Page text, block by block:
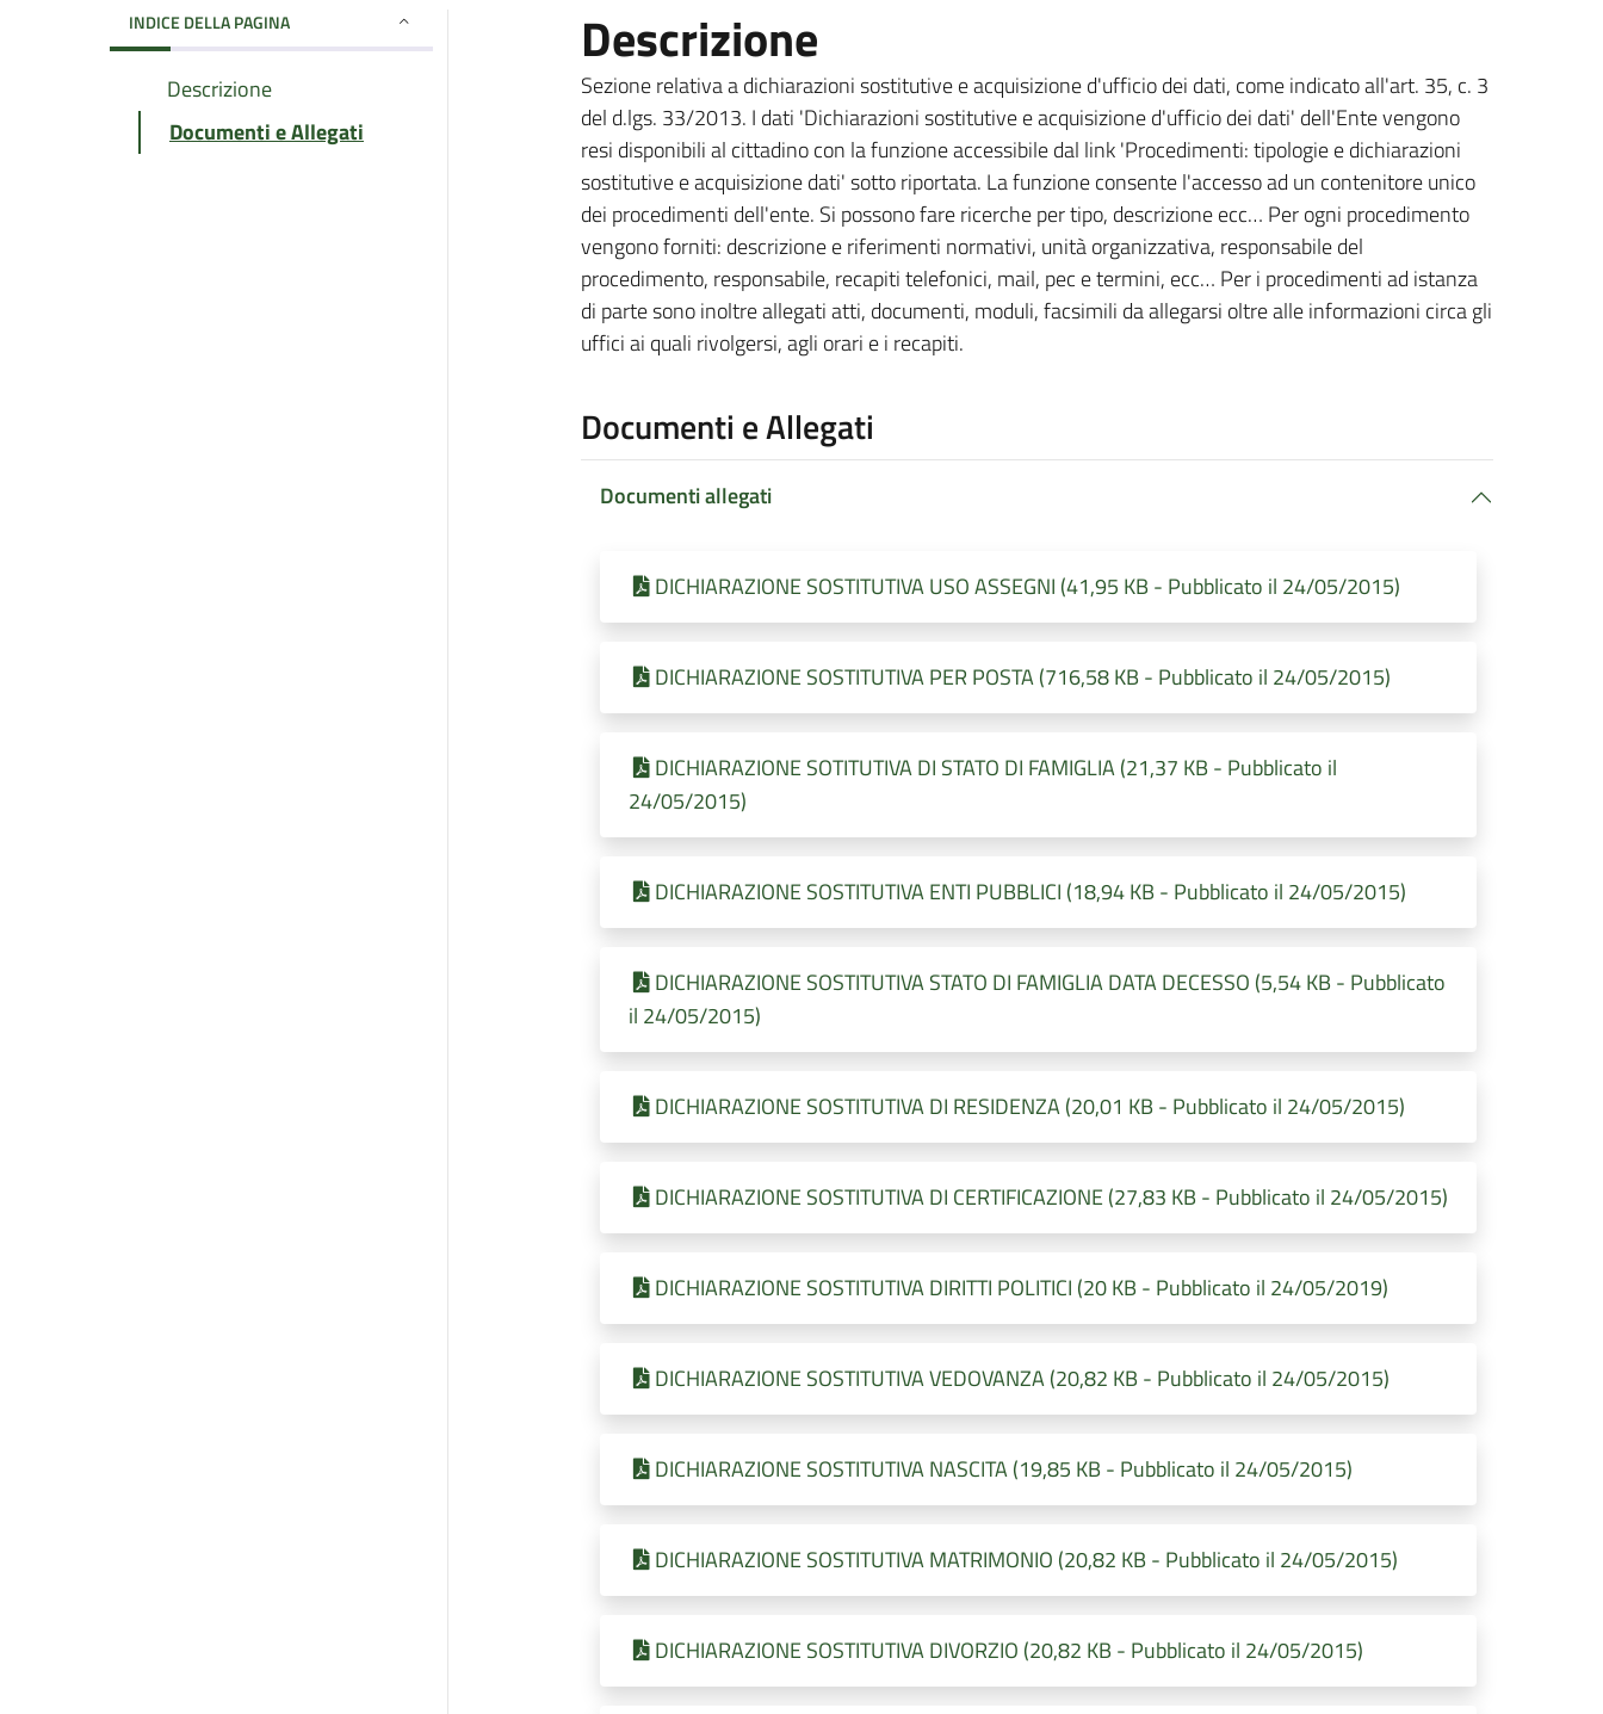
INDICE DELLA PAGINA
Descrizione
Documenti e Allegati
Descrizione
Sezione relativa a dichiarazioni sostitutive e acquisizione d'ufficio dei dati, come indicato all'art. 35, c. 3
del d.lgs. 33/2013. I dati 'Dichiarazioni sostitutive e acquisizione d'ufficio dei dati' dell'Ente vengono
resi disponibili al cittadino con la funzione accessibile dal link 'Procedimenti: tipologie e dichiarazioni
sostitutive e acquisizione dati' sotto riportata. La funzione consente l'accesso ad un contenitore unico
dei procedimenti dell'ente. Si possono fare ricerche per tipo, descrizione ecc… Per ogni procedimento
vengono forniti: descrizione e riferimenti normativi, unità organizzativa, responsabile del
procedimento, responsabile, recapiti telefonici, mail, pec e termini, ecc… Per i procedimenti ad istanza
di parte sono inoltre allegati atti, documenti, moduli, facsimili da allegarsi oltre alle informazioni circa gli
uffici ai quali rivolgersi, agli orari e i recapiti.
Documenti e Allegati
Documenti allegati
DICHIARAZIONE SOSTITUTIVA USO ASSEGNI (41,95 KB - Pubblicato il 24/05/2015)
DICHIARAZIONE SOSTITUTIVA PER POSTA (716,58 KB - Pubblicato il 24/05/2015)
DICHIARAZIONE SOTITUTIVA DI STATO DI FAMIGLIA (21,37 KB - Pubblicato il
24/05/2015)
DICHIARAZIONE SOSTITUTIVA ENTI PUBBLICI (18,94 KB - Pubblicato il 24/05/2015)
DICHIARAZIONE SOSTITUTIVA STATO DI FAMIGLIA DATA DECESSO (5,54 KB - Pubblicato
il 24/05/2015)
DICHIARAZIONE SOSTITUTIVA DI RESIDENZA (20,01 KB - Pubblicato il 24/05/2015)
DICHIARAZIONE SOSTITUTIVA DI CERTIFICAZIONE (27,83 KB - Pubblicato il 24/05/2015)
DICHIARAZIONE SOSTITUTIVA DIRITTI POLITICI (20 KB - Pubblicato il 24/05/2019)
DICHIARAZIONE SOSTITUTIVA VEDOVANZA (20,82 KB - Pubblicato il 24/05/2015)
DICHIARAZIONE SOSTITUTIVA NASCITA (19,85 KB - Pubblicato il 24/05/2015)
DICHIARAZIONE SOSTITUTIVA MATRIMONIO (20,82 KB - Pubblicato il 24/05/2015)
DICHIARAZIONE SOSTITUTIVA DIVORZIO (20,82 KB - Pubblicato il 24/05/2015)